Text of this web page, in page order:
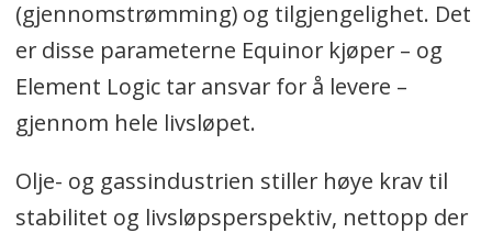
(gjennomstrømming) og tilgjengelighet. Det
er disse parameterne Equinor kjøper – og
Element Logic tar ansvar for å levere –
gjennom hele livsløpet.
Olje- og gassindustrien stiller høye krav til
stabilitet og livsløpsperspektiv, nettopp der